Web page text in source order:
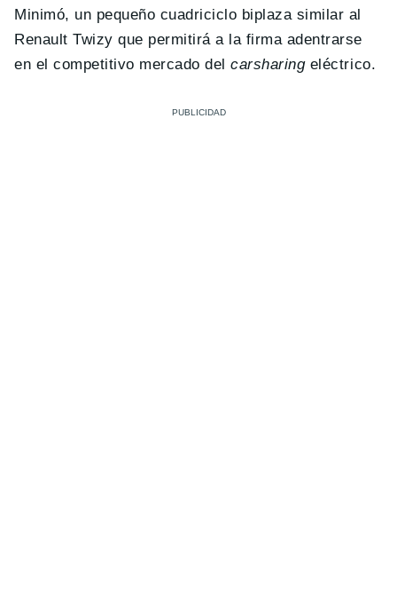
Minimó, un pequeño cuadriciclo biplaza similar al
Renault Twizy que permitirá a la firma adentrarse
en el competitivo mercado delcarsharingeléctrico.